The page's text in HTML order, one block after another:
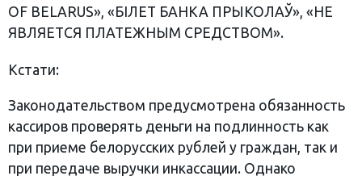
OF BЕLARUS», «БІЛЕТ БАНКА ПРЫКОЛАЎ», «НЕ
ЯВЛЯЕТСЯ ПЛАТЕЖНЫМ СРЕДСТВОМ».
Кстати:
Законодательством предусмотрена обязанность
кассиров проверять деньги на подлинность как
при приеме белорусских рублей у граждан, так и
при передаче выручки инкассации. Однако